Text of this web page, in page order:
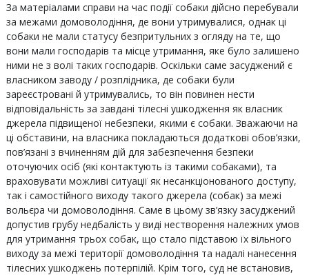
За матеріалами справи на час події собаки дійсно перебували
за межами домоволодіння, де вони утримувалися, однак ці
собаки не мали статусу безпритульних з огляду на те, що
вони мали господарів та місце утримання, яке було залишено
ними не з волі таких господарів. Оскільки саме засуджений є
власником заводу / розплідника, де собаки були
зареєстровані й утримувались, то він повинен нести
відповідальність за завдані тілесні ушкодження як власник
джерела підвищеної небезпеки, якими є собаки. Зважаючи на
ці обставини, на власника покладаються додаткові обов’язки,
пов’язані з вчиненням дій для забезпечення безпеки
оточуючих осіб (які контактують із такими собаками), та
враховувати можливі ситуації як несанкціонованого доступу,
так і самостійного виходу такого джерела (собак) за межі
вольєра чи домоволодіння. Саме в цьому зв’язку засуджений
допустив грубу недбалість у виді нестворення належних умов
для утримання трьох собак, що стало підставою їх вільного
виходу за межі території домоволодіння та надалі нанесення
тілесних ушкоджень потерпілій. Крім того, суд не встановив,